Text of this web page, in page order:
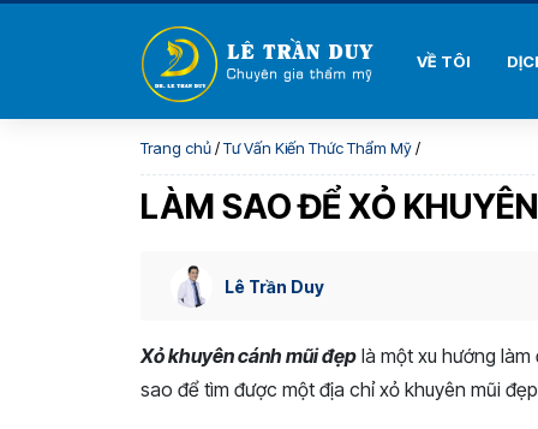
VỀ TÔI
Trang chủ/Tư Vấn Kiến Thức Thẩm Mỹ/
LÀM SAO ĐỂ XỎ
Lê Trần Duy
Xỏ khuyên cánh mũi đẹp là một xu hướng
sao để tìm được một địa chỉ xỏ khuyên mũi